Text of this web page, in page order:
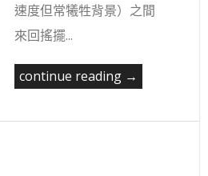
速度但常犧牲背景）之間
來回搖擺...
continue reading →